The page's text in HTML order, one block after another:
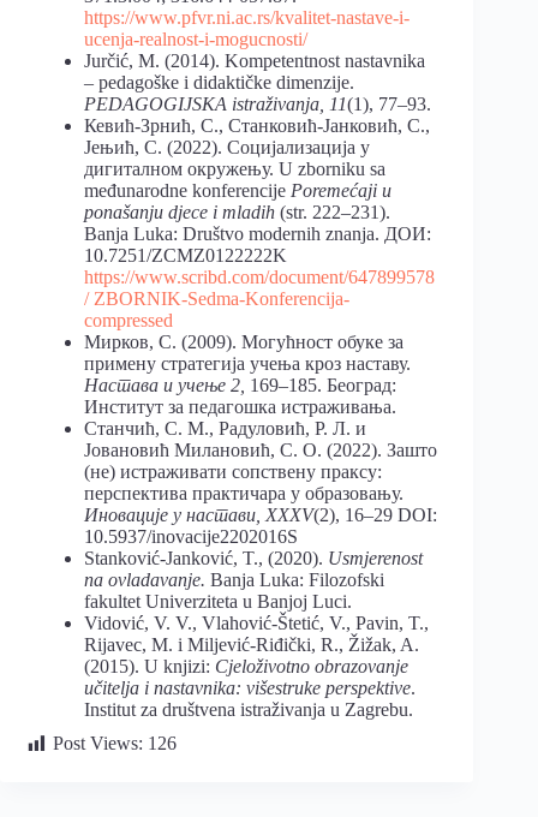
https://www.pfvr.ni.ac.rs/kvalitet-nastave-i-
ucenja-realnost-i-mogucnosti/
Jurčić, М. (2014). Kompetentnost nastavnika
– pedagoške i didaktičke dimenzije.
PEDAGOGIJSKA istraživanja, 11(1), 77–93.
Кевић-Зрнић, С., Станковић-Јанковић, С.,
Јењић, С. (2022). Социјализација у
дигиталном окружењу. U zborniku sa
međunarodne konferencije Poremećaji u
ponašanju djece i mladih (str. 222–231).
Banja Luka: Društvo modernih znanja. ДОИ:
10.7251/ZCMZ0122222K
https://www.scribd.com/document/647899578
/ ZBORNIK-Sedma-Konferencija-
compressed
Мирков, С. (2009). Могућност обуке за
примену стратегија учења кроз наставу.
Настава и учење 2, 169–185. Београд:
Институт за педагошка истраживања.
Станчић, С. М., Радуловић, Р. Л. и
Јовановић Милановић, С. О. (2022). Зашто
(не) истраживати сопствену праксу:
перспектива практичара у образовању.
Иновације у настави, XXXV(2), 16–29 DOI:
10.5937/inovacije2202016S
Stanković-Janković, T., (2020). Usmjerenost
na ovladavanje. Banja Luka: Filozofski
fakultet Univerzitetа u Banjoj Luci.
Vidović, V. V., Vlahović-Štetić, V., Pavin, T.,
Rijavec, M. i Miljević-Riđički, R., Žižak, A.
(2015). U knjizi: Cjeloživotno obrazovanje
učitelja i nastavnika: višestruke perspektive.
Institut za društvena istraživanja u Zagrebu.
Post Views: 126